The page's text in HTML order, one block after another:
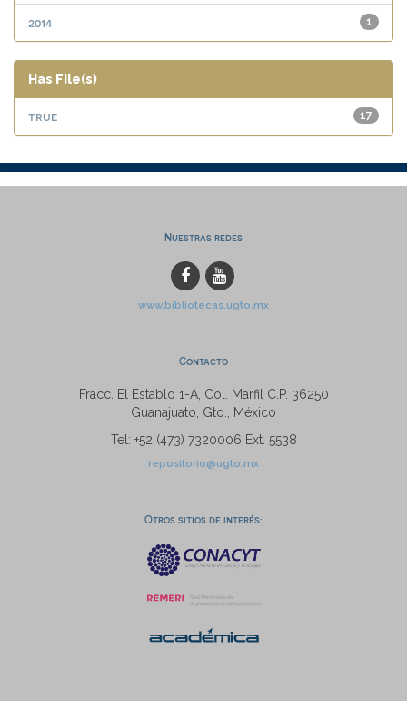
1
2014
Has File(s)
17
true
Nuestras redes
www.bibliotecas.ugto.mx
Contacto
Fracc. El Establo 1-A, Col. Marfil C.P. 36250
Guanajuato, Gto., México
Tel: +52 (473) 7320006 Ext. 5538
repositorio@ugto.mx
Otros sitios de interés: